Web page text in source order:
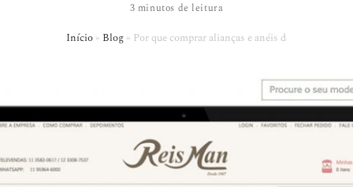
3 minutos de leitura
Início » Blog » Por que comprar alianças e anéis de noivado